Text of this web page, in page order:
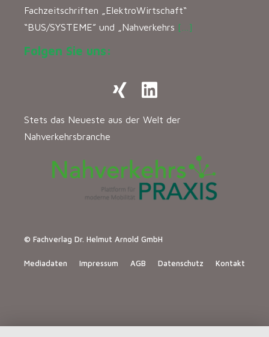
Fachzeitschriften „ElektroWirtschaft“
“BUS/SYSTEME” und „Nahverkehrs […]
Folgen Sie uns:
Stets das Neueste aus der Welt der
Nahverkehrsbranche
© Fachverlag Dr. Helmut Arnold GmbH
Mediadaten Impressum AGB Datenschutz Kontakt